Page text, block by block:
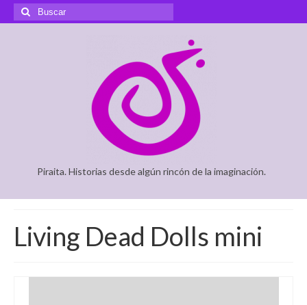
Buscar
por:
Piraita. Historias desde algún rincón de la imaginación.
Living Dead Dolls mini